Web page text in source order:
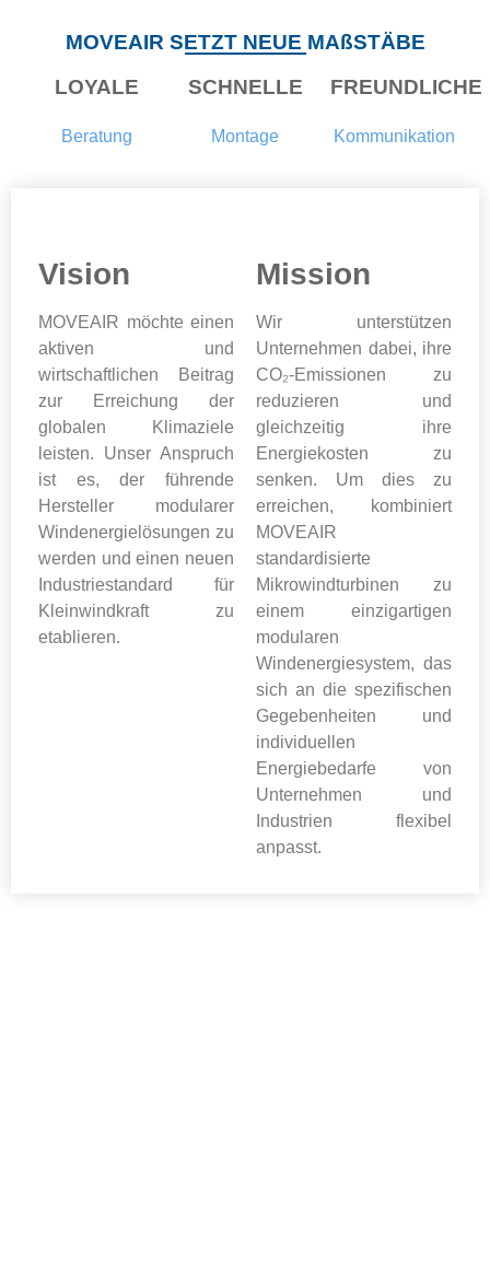
MOVEAIR SETZT NEUE MAßSTÄBE
LOYALE
Beratung
SCHNELLE
Montage
FREUNDLICHE
Kommunikation
Vision
MOVEAIR möchte einen
aktiven und
wirtschaftlichen Beitrag
zur Erreichung der
globalen Klimaziele
leisten. Unser Anspruch
ist es, der führende
Hersteller modularer
Windenergielösungen zu
werden und einen neuen
Industriestandard für
Kleinwindkraft zu
etablieren.
Mission
Wir unterstützen
Unternehmen dabei, ihre
CO₂-Emissionen zu
reduzieren und
gleichzeitig ihre
Energiekosten zu
senken. Um dies zu
erreichen, kombiniert
MOVEAIR
standardisierte
Mikrowindturbinen zu
einem einzigartigen
modularen
Windenergiesystem, das
sich an die spezifischen
Gegebenheiten und
individuellen
Energiebedarfe von
Unternehmen und
Industrien flexibel
anpasst.